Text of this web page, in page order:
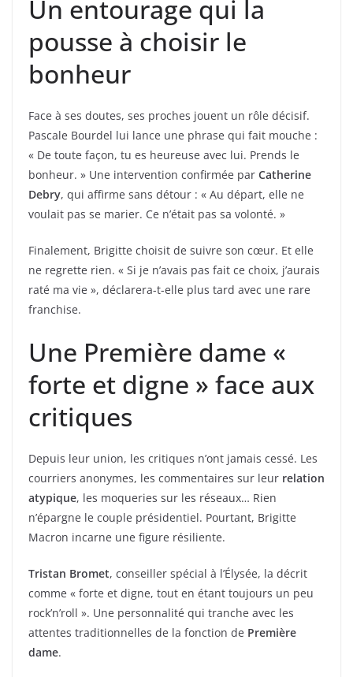
Un entourage qui la
pousse à choisir le
bonheur
Face à ses doutes, ses proches jouent un rôle décisif.
Pascale Bourdel lui lance une phrase qui fait mouche :
« De toute façon, tu es heureuse avec lui. Prends le
bonheur. » Une intervention confirmée par Catherine
Debry, qui affirme sans détour : « Au départ, elle ne
voulait pas se marier. Ce n’était pas sa volonté. »
Finalement, Brigitte choisit de suivre son cœur. Et elle
ne regrette rien. « Si je n’avais pas fait ce choix, j’aurais
raté ma vie », déclarera-t-elle plus tard avec une rare
franchise.
Une Première dame «
forte et digne » face aux
critiques
Depuis leur union, les critiques n’ont jamais cessé. Les
courriers anonymes, les commentaires sur leur relation
atypique, les moqueries sur les réseaux… Rien
n’épargne le couple présidentiel. Pourtant, Brigitte
Macron incarne une figure résiliente.
Tristan Bromet, conseiller spécial à l’Élysée, la décrit
comme « forte et digne, tout en étant toujours un peu
rock’n’roll ». Une personnalité qui tranche avec les
attentes traditionnelles de la fonction de Première
dame.